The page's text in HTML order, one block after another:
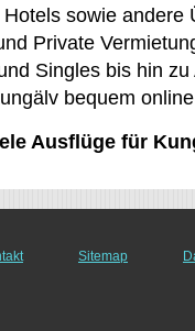
sowie
Private
Singles bis hin
bequem
Ausflüge für
Sitemap